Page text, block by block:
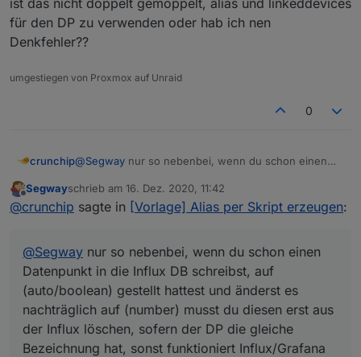
für den DP zu verwenden oder hab ich nen
Denkfehler??
umgestiegen von Proxmox auf Unraid
0
crunchip@Segway nur so nebenbei, wenn du schon einen
(auto/boolean) gestellt hattest und änderst es
nachträglich auf (number) musst du diesen erst aus
nicht mehr und dir wird "no data" angezeigt.
PS: mit nem blockly wärst schneller und einfacher
gewesen
linkeddevices für den DP zu verwenden oder hab ich
nen Denkfehler??
Offline
Segwayschrieb am 16. Dez. 2020, 11:42
zuletzt editiert von
@crunchip sagte in [Vorlage] Alias per Skript erzeugen:
@Segway nur so nebenbei, wenn du schon einen
Datenpunkt in die Influx DB schreibst, auf
(auto/boolean) gestellt hattest und änderst es
nachträglich auf (number) musst du diesen erst aus
der Influx löschen, sofern der DP die gleiche
Bezeichnung hat, sonst funktioniert Influx/Grafana